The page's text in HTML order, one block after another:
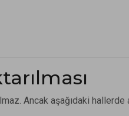
Ancak aşağıdaki hallerde